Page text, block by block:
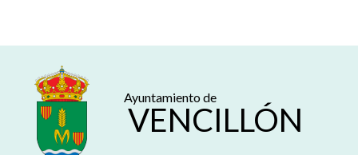
Ayuntamiento de
VENCILLÓN